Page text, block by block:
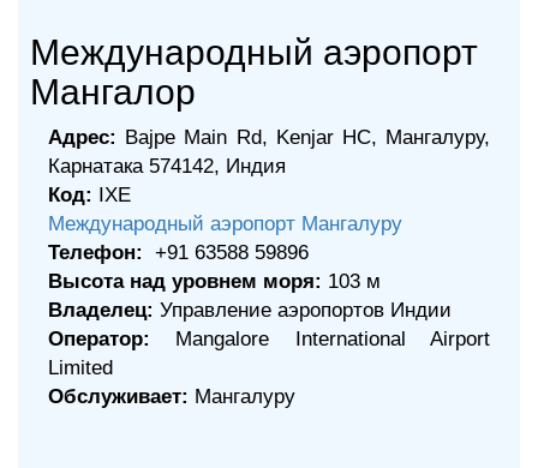
Международный аэропорт
Мангалор
Адрес: Bajpe Main Rd, Kenjar HC, Мангалуру,
Карнатака 574142, Индия
Код: IXE
Международный аэропорт Мангалуру
Телефон:
+91 63588 59896
Высота над уровнем моря: 103 м
Владелец: Управление аэропортов Индии
Оператор:
Mangalore International Airport
Limited
Обслуживает: Мангалуру